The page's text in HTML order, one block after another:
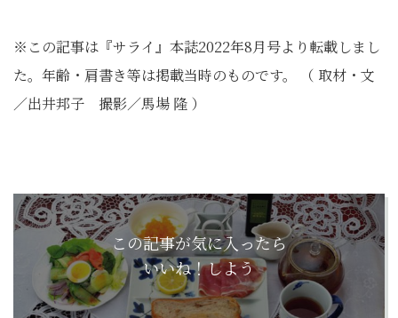
※この記事は『サライ』本誌2022年8月号より転載しまし
た。年齢・肩書き等は掲載当時のものです。 （ 取材・文
／出井邦子 撮影／馬場 隆 ）
この記事が気に入ったら
いいね！しよう